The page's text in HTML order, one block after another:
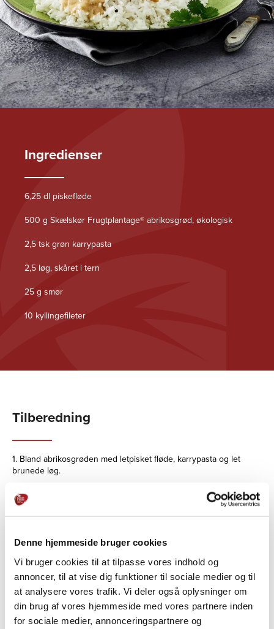
Denne hjemmeside bruger cookies
Vi bruger cookies til at tilpasse vores indhold og
annoncer, til at vise dig funktioner til sociale medier og til
at analysere vores trafik. Vi deler også oplysninger om
din brug af vores hjemmeside med vores partnere inden
for sociale medier, annonceringspartnere og
Ingredienser
6,25 dl piskefløde
500 g Skælskør Frugtplantage® abrikosgrød, økologisk
2,5 tsk grøn karrypasta
2,5 løg, skåret i tern
25 g smør
10 kyllingefileter
Tilberedning
1. Bland abrikosgrøden med letpisket fløde, karrypasta og let
brunede løg.
2. Hæld blandingen over kyllingefileterne og steg dem i ovnen
ved 180 grader i 30 minutter.
3. Servér med varme ris eller en kold quinoasalat.
TIP:
Ønskes der et stærkere eller mere syrligt præg, kan der med
fordel tilsættes lidt chili eller citron.